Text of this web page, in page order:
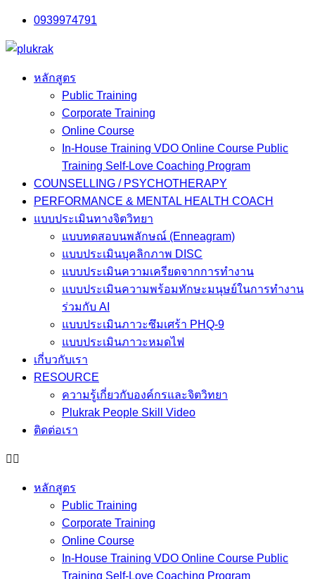
Skip
content
0939974791
หลักสูตร
Public Training
Corporate Training
Online Course
In-House Training VDO Online Course Public
Training Self-Love Coaching Program
COUNSELLING / PSYCHOTHERAPY
PERFORMANCE & MENTAL HEALTH COACH
แบบประเมินทางจิตวิทยา
แบบทดสอบนพลักษณ์ (Enneagram)
แบบประเมินบุคลิกภาพ DISC
แบบประเมินความเครียดจากการทำงาน
แบบประเมินความพร้อมทักษะมนุษย์ในการทำงาน
ร่วมกับ AI
แบบประเมินภาวะซึมเศร้า PHQ-9
แบบประเมินภาวะหมดไฟ
เกี่บวกับเรา
RESOURCE
ความรู้เกี่ยวกับองค์กรและจิตวิทยา
Plukrak People Skill Video
ติดต่อเรา
หลักสูตร
Public Training
Corporate Training
Online Course
In-House Training VDO Online Course Public
Training Self-Love Coaching Program